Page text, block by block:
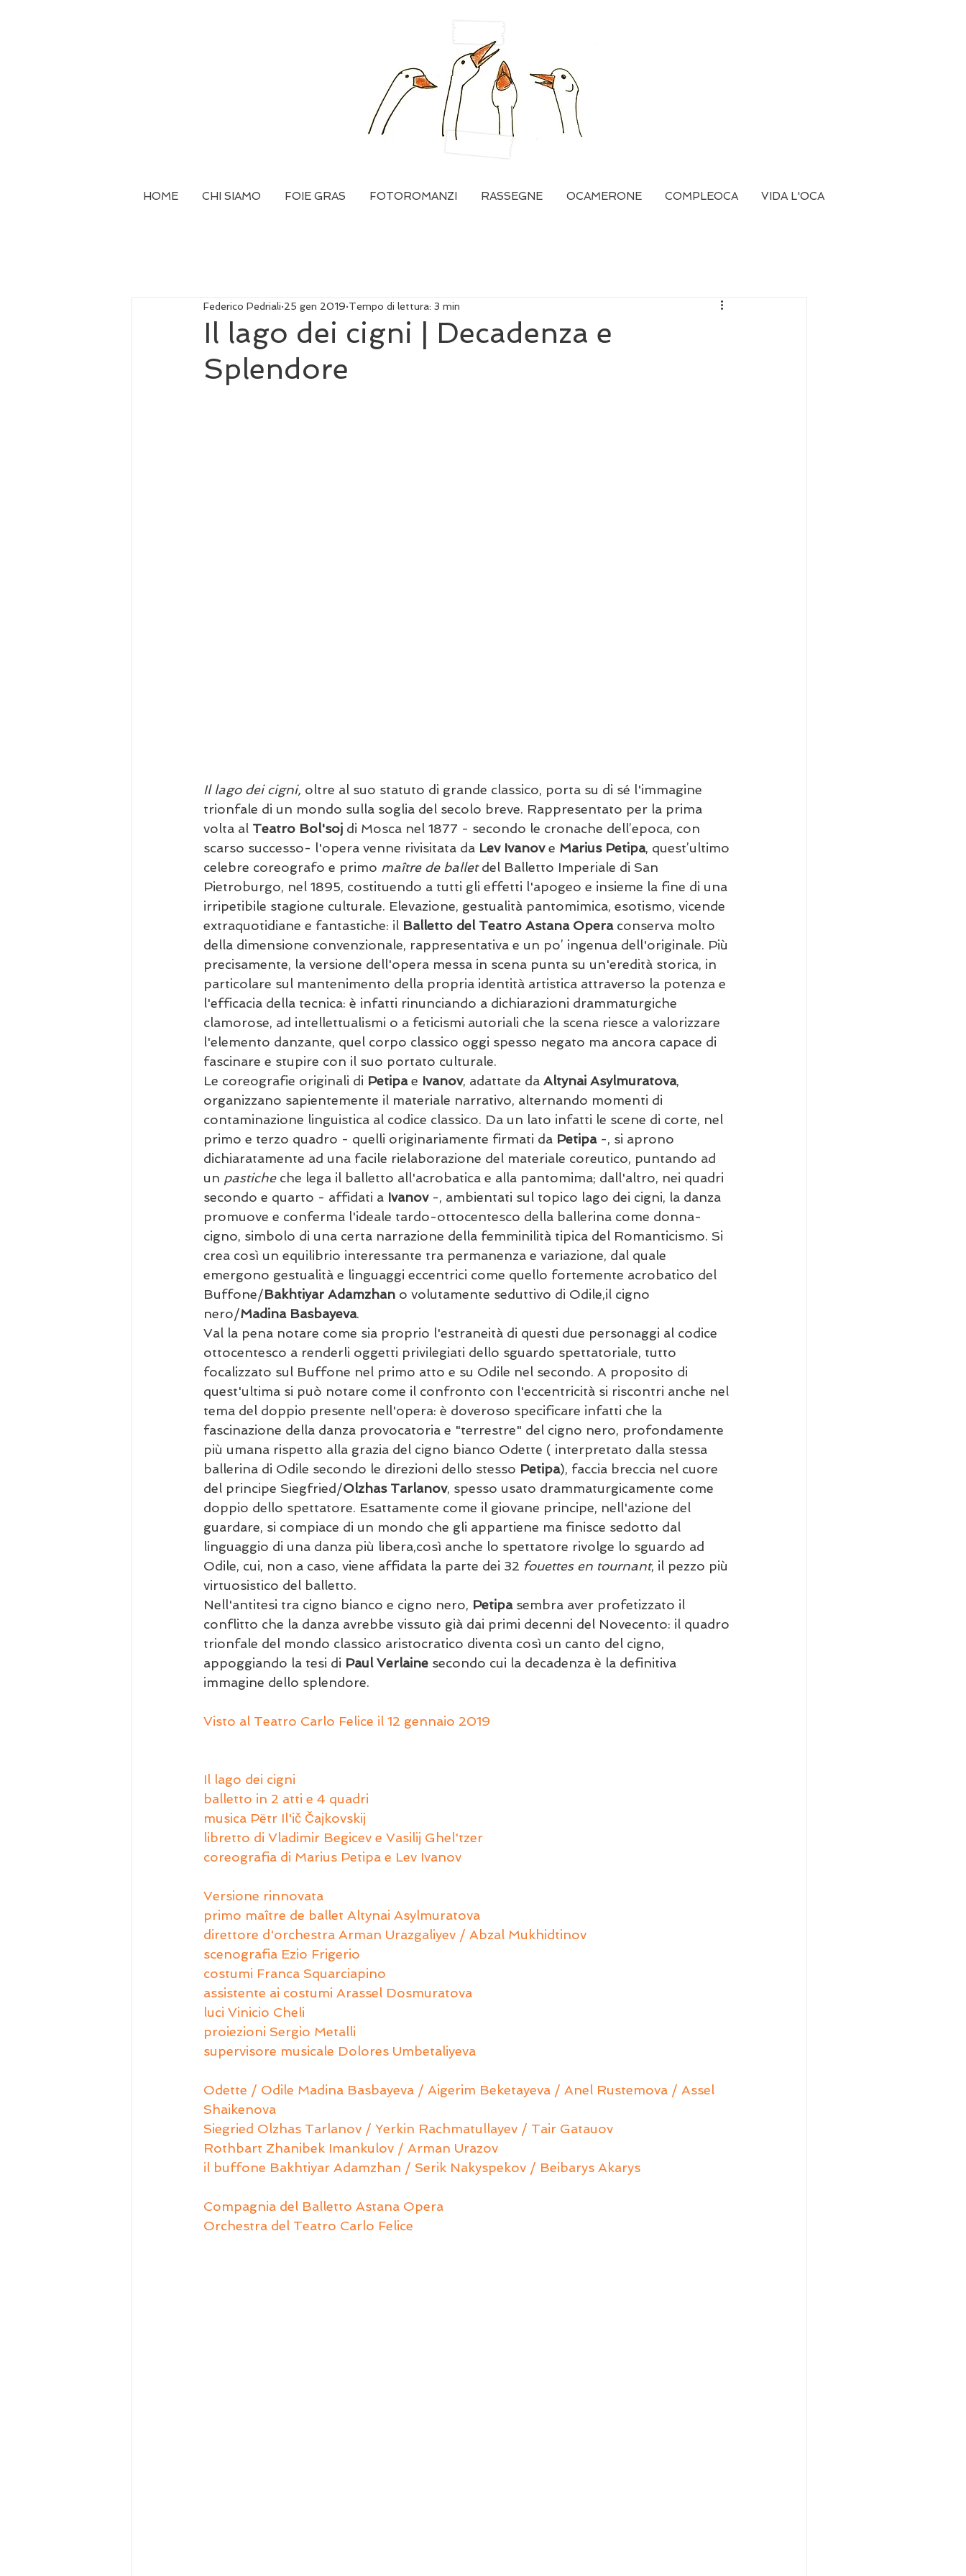
HOME CHI SIAMO FOIE GRAS FOTOROMANZI RASSEGNE OCAMERONE COMPLEOCA VIDA L'OCA
Il lago dei cigni | Decadenza e
Splendore
Federico Pedriali 25 gen 2019 Tempo di lettura: 3 min
Il lago dei cigni, oltre al suo statuto di grande classico, porta su di sé l'immagine
trionfale di un mondo sulla soglia del secolo breve. Rappresentato per la prima
volta al Teatro Bol'soj di Mosca nel 1877 - secondo le cronache dell’epoca, con
scarso successo- l'opera venne rivisitata da Lev Ivanov e Marius Petipa, quest’ultimo
celebre coreografo e primo maître de ballet del Balletto Imperiale di San
Pietroburgo, nel 1895, costituendo a tutti gli effetti l'apogeo e insieme la fine di una
irripetibile stagione culturale. Elevazione, gestualità pantomimica, esotismo, vicende
extraquotidiane e fantastiche: il Balletto del Teatro Astana Opera conserva molto
della dimensione convenzionale, rappresentativa e un po’ ingenua dell'originale. Più
precisamente, la versione dell'opera messa in scena punta su un'eredità storica, in
particolare sul mantenimento della propria identità artistica attraverso la potenza e
l'efficacia della tecnica: è infatti rinunciando a dichiarazioni drammaturgiche
clamorose, ad intellettualismi o a feticismi autoriali che la scena riesce a valorizzare
l'elemento danzante, quel corpo classico oggi spesso negato ma ancora capace di
fascinare e stupire con il suo portato culturale.
Le coreografie originali di Petipa e Ivanov, adattate da Altynai Asylmuratova,
organizzano sapientemente il materiale narrativo, alternando momenti di
contaminazione linguistica al codice classico. Da un lato infatti le scene di corte, nel
primo e terzo quadro - quelli originariamente firmati da Petipa -, si aprono
dichiaratamente ad una facile rielaborazione del materiale coreutico, puntando ad
un pastiche che lega il balletto all'acrobatica e alla pantomima; dall'altro, nei quadri
secondo e quarto - affidati a Ivanov -, ambientati sul topico lago dei cigni, la danza
promuove e conferma l'ideale tardo-ottocentesco della ballerina come donna-
cigno, simbolo di una certa narrazione della femminilità tipica del Romanticismo. Si
crea così un equilibrio interessante tra permanenza e variazione, dal quale
emergono gestualità e linguaggi eccentrici come quello fortemente acrobatico del
Buffone/Bakhtiyar Adamzhan o volutamente seduttivo di Odile,il cigno
nero/Madina Basbayeva.
Val la pena notare come sia proprio l'estraneità di questi due personaggi al codice
ottocentesco a renderli oggetti privilegiati dello sguardo spettatoriale, tutto
focalizzato sul Buffone nel primo atto e su Odile nel secondo. A proposito di
quest'ultima si può notare come il confronto con l'eccentricità si riscontri anche nel
tema del doppio presente nell'opera: è doveroso specificare infatti che la
fascinazione della danza provocatoria e "terrestre" del cigno nero, profondamente
più umana rispetto alla grazia del cigno bianco Odette ( interpretato dalla stessa
ballerina di Odile secondo le direzioni dello stesso Petipa), faccia breccia nel cuore
del principe Siegfried/Olzhas Tarlanov, spesso usato drammaturgicamente come
doppio dello spettatore. Esattamente come il giovane principe, nell'azione del
guardare, si compiace di un mondo che gli appartiene ma finisce sedotto dal
linguaggio di una danza più libera,così anche lo spettatore rivolge lo sguardo ad
Odile, cui, non a caso, viene affidata la parte dei 32 fouettes en tournant, il pezzo più
virtuosistico del balletto.
Nell'antitesi tra cigno bianco e cigno nero, Petipa sembra aver profetizzato il
conflitto che la danza avrebbe vissuto già dai primi decenni del Novecento: il quadro
trionfale del mondo classico aristocratico diventa così un canto del cigno,
appoggiando la tesi di Paul Verlaine secondo cui la decadenza è la definitiva
immagine dello splendore.
Visto al Teatro Carlo Felice il 12 gennaio 2019
Il lago dei cigni
balletto in 2 atti e 4 quadri
musica Pëtr Il'ič Čajkovskij
libretto di Vladimir Begicev e Vasilij Ghel'tzer
coreografia di Marius Petipa e Lev Ivanov
Versione rinnovata
primo maître de ballet Altynai Asylmuratova
direttore d'orchestra Arman Urazgaliyev / Abzal Mukhidtinov
scenografia Ezio Frigerio
costumi Franca Squarciapino
assistente ai costumi Arassel Dosmuratova
luci Vinicio Cheli
proiezioni Sergio Metalli
supervisore musicale Dolores Umbetaliyeva
Odette / Odile Madina Basbayeva / Aigerim Beketayeva / Anel Rustemova / Assel
Shaikenova
Siegried Olzhas Tarlanov / Yerkin Rachmatullayev / Tair Gatauov
Rothbart Zhanibek Imankulov / Arman Urazov
il buffone Bakhtiyar Adamzhan / Serik Nakyspekov / Beibarys Akarys
Compagnia del Balletto Astana Opera
Orchestra del Teatro Carlo Felice